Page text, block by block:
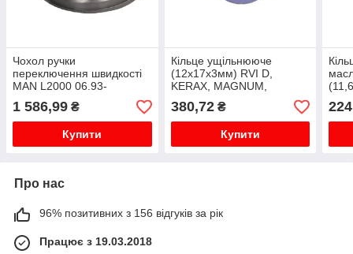
Чохол ручки
переключення швидкості
MAN L2000 06.93-
1 586,99 ₴
Купити
Кільце ущільнююче
(12x17x3мм) RVI D,
KERAX, MAGNUM,
PREMIUM 2; VOLVO FH,
FH12, FH16
380,72₴
Купити
Про нас
96% позитивних з 156 відгуків за рік
Працює з 19.03.2018